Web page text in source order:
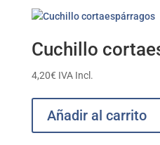
Cuchillo
4,20€ IVA Incl.
Añadir al carrito